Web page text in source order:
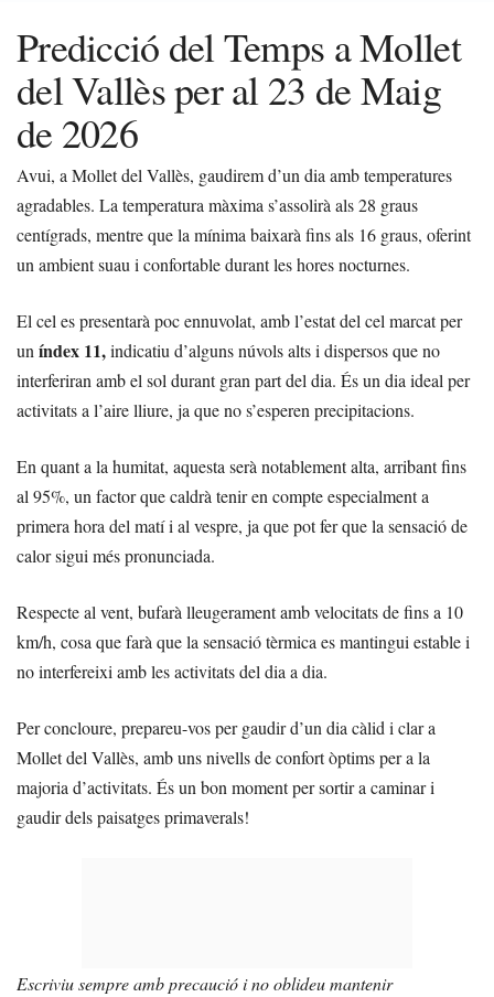
Predicció del Temps a Mollet
del Vallès per al 23 de Maig
de 2026
Avui, a Mollet del Vallès, gaudirem d’un dia amb temperatures
agradables. La temperatura màxima s’assolirà als 28 graus
centígrads, mentre que la mínima baixarà fins als 16 graus, oferint
un ambient suau i confortable durant les hores nocturnes.
El cel es presentarà poc ennuvolat, amb l’estat del cel marcat per
uníndex 11,indicatiu d’alguns núvols alts i dispersos que no
interferiran amb el sol durant gran part del dia. És un dia ideal per
activitats a l’aire lliure, ja que no s’esperen precipitacions.
En quant a la humitat, aquesta serà notablement alta, arribant fins
al 95%, un factor que caldrà tenir en compte especialment a
primera hora del matí i al vespre, ja que pot fer que la sensació de
calor sigui més pronunciada.
Respecte al vent, bufarà lleugerament amb velocitats de fins a 10
km/h, cosa que farà que la sensació tèrmica es mantingui estable i
no interfereixi amb les activitats del dia a dia.
Per concloure, prepareu-vos per gaudir d’un dia càlid i clar a
Mollet del Vallès, amb uns nivells de confort òptims per a la
majoria d’activitats. És un bon moment per sortir a caminar i
gaudir dels paisatges primaverals!
Escriviu sempre amb precaució i no oblideu mantenir